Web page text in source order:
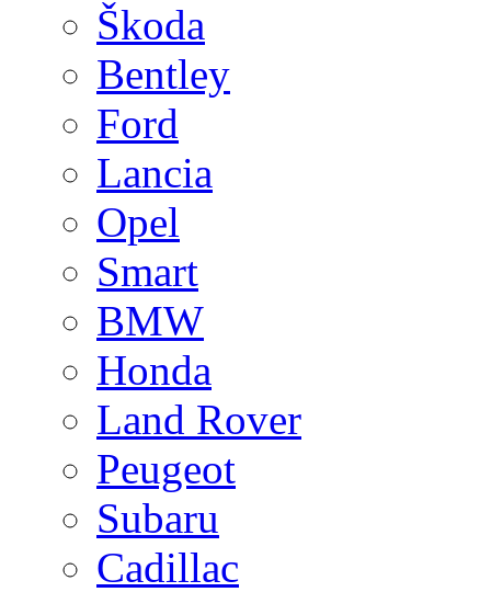
Škoda
Bentley
Ford
Lancia
Opel
Smart
BMW
Honda
Land Rover
Peugeot
Subaru
Cadillac